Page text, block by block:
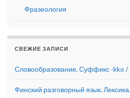
Фразеология
СВЕЖИЕ ЗАПИСИ
Словообразование. Суффикс -kko /
Финский разговорный язык.